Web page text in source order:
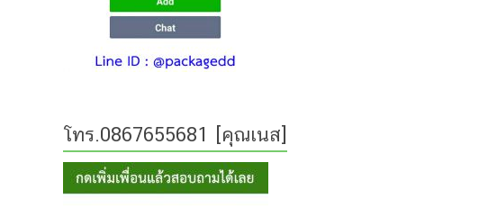
โทร.0867655681 [คุณเนส]